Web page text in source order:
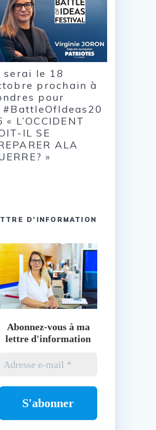
serai le 18
prochain à
pour
#BattleOfIdeas20
« L’OCCIDENT
IL SE
ALA
»
D'INFORMATION
Abonnez-vous à ma
lettre d'information